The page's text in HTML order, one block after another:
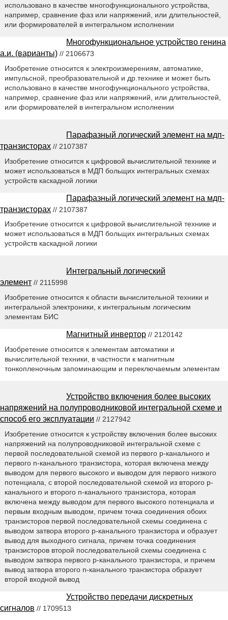
использовано в качестве многофункционального устройства,
например, сравнение фаз или напряжений, или длительностей,
или формирователей в интегральном исполнении
Многофункциональное устройство генина
а.и. (варианты) // 2106673
Изобретение относится к электроизмерениям, автоматике,
импульсной, преобразовательной и др.технике и может быть
использовано в качестве многофункционального устройства,
например, сравнение фаз или напряжений, или длительностей,
или формирователей в интегральном исполнении
Парафазный логический элемент на мдп-
транзисторах // 2107387
Изобретение относится к цифровой вычислительной технике и
может использоваться в МДП больщих интегральных схемах
устройств каскадной логики
Парафазный логический элемент на мдп-
транзисторах // 2107387
Изобретение относится к цифровой вычислительной технике и
может использоваться в МДП больщих интегральных схемах
устройств каскадной логики
Интегральный логический
элемент // 2115998
Изобретение относится к области вычислительной техники и
интегральной электроники, к интегральным логическим
элементам БИС
Магнитный инвертор // 2120142
Изобретение относится к элементам автоматики и
вычислительной техники, в частности к магнитным
тонкопленочным запоминающим и переключаемым элементам
Устройство включения более высоких
напряжений на полупроводниковой интегральной схеме и
способ его эксплуатации // 2127942
Изобретение относится к устройству включения более высоких
напряжений на полупроводниковой интегральной схеме с
первой последовательной схемой из первого p-канального и
первого n-канального транзистора, которая включена между
выводом для первого высокого и выводом для первого низкого
потенциала, с второй последовательной схемой из второго p-
канального и второго n-канального транзистора, которая
включена между выводом для первого высокого потенциала и
первым входным выводом, причем точка соединения обоих
транзисторов первой последовательной схемы соединена с
выводом затвора второго p-канального транзистора и образует
вывод для выходного сигнала, причем точка соединения
транзисторов второй последовательной схемы соединена с
выводом затвора первого p-канального транзистора, и причем
вывод затвора второго n-канального транзистора образует
второй входной вывод
Устройство передачи дискретных
сигналов // 1709513